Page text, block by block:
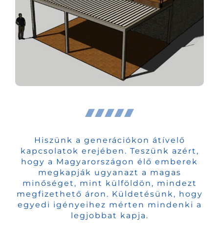
Hiszünk a generációkon átívelő
kapcsolatok erejében. Teszünk azért,
hogy a Magyarországon élő emberek
megkapják ugyanazt a magas
minőséget, mint külföldön, mindezt
megfizethető áron. Küldetésünk, hogy
egyedi igényeihez mérten mindenki a
legjobbat kapja.